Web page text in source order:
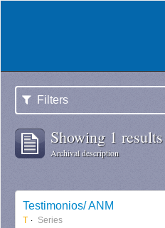
Filters
Showing 1 results
Archival description
Testimonios/ ANM
T Series